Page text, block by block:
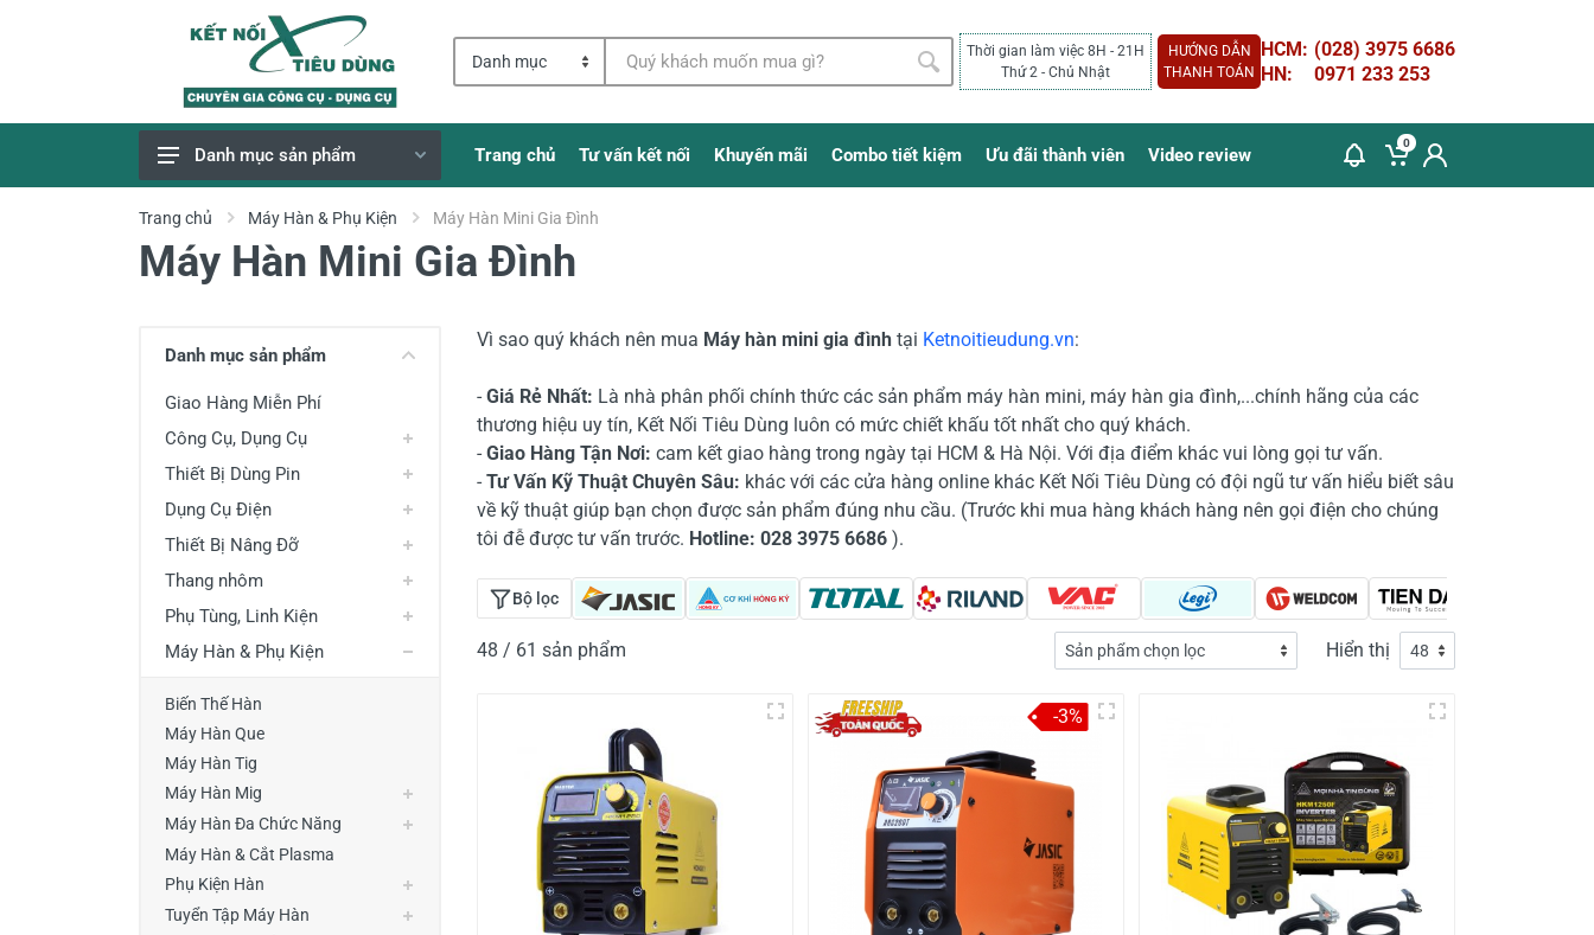
Thời gian làm việc 8H - 21H
Thứ 2 - Chủ Nhật
HƯỚNG DẪN
THANH TOÁN
HCM: (028) 3975 6686
HN:
0971 233 253
Giao Hàng Miễn Phí
Công Cụ, Dụng Cụ
Phụ Tùng, Linh Kiện
Máy Hàn & Phụ Kiện
Thiết Bị Đo Điện
Thước Đo Laser
Danh mục sản phẩm Trang chủ Tư vấn kết nối Khuyến mãi Combo tiết kiệm Ưu đãi thành viên Video review
0
Trang chủ Máy Hàn & Phụ Kiện Máy Hàn Mini Gia Đình
Máy Hàn Mini Gia Đình
Danh mục sản phẩm
Giao Hàng Miễn Phí
Công Cụ, Dụng Cụ
Thiết Bị Dùng Pin
Dụng Cụ Điện
Thiết Bị Nâng Đỡ
Thang nhôm
Phụ Tùng, Linh Kiện
Máy Hàn & Phụ Kiện
Biến Thế Hàn
Máy Hàn Que
Máy Hàn Tig
Máy Hàn Mig
Máy Hàn Đa Chức Năng
Máy Hàn & Cắt Plasma
Phụ Kiện Hàn
Tuyển Tập Máy Hàn
Vì sao quý khách nên mua Máy hàn mini gia đình tại Ketnoitieudung.vn:
- Giá Rẻ Nhất: Là nhà phân phối chính thức các sản phẩm máy hàn mini, máy hàn gia đình,...chính hãng của các
thương hiệu uy tín, Kết Nối Tiêu Dùng luôn có mức chiết khấu tốt nhất cho quý khách.
- Giao Hàng Tận Nơi: cam kết giao hàng trong ngày tại HCM & Hà Nội. Với địa điểm khác vui lòng gọi tư vấn.
- Tư Vấn Kỹ Thuật Chuyên Sâu: khác với các cửa hàng online khác Kết Nối Tiêu Dùng có đội ngũ tư vấn hiểu biết sâu
về kỹ thuật giúp bạn chọn được sản phẩm đúng nhu cầu. (Trước khi mua hàng khách hàng nên gọi điện cho chúng
tôi đễ được tư vấn trước. Hotline: 028 3975 6686 ).
Bộ lọc
48 / 61 sản phẩm Hiển thị
-3%